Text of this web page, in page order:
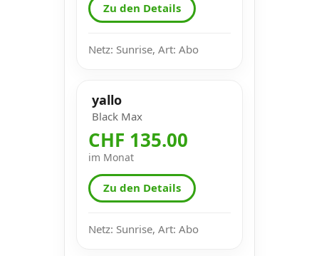
Zu den Details
Netz: Sunrise, Art: Abo
yallo
Black Max
CHF 135.00
im Monat
Zu den Details
Netz: Sunrise, Art: Abo